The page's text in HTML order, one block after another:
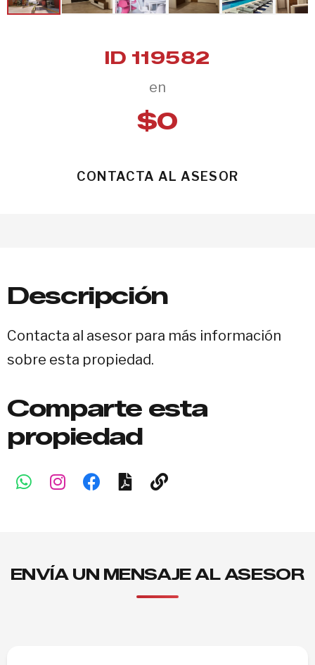
ID 119582
en
$0
CONTACTA AL ASESOR
Descripción
Contacta al asesor para más información
sobre esta propiedad.
Comparte esta
propiedad
ENVÍA UN MENSAJE AL ASESOR